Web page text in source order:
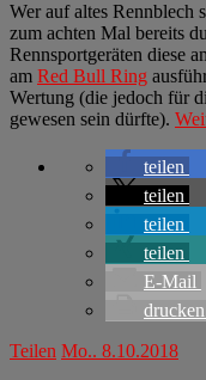
Wer auf altes Rennblech
zum achten Mal bereits
Rennsportgeräten diese
am Red Bull Ring
Wertung (die jedoch für
gewesen sein dürfte).
teilen
teilen
teilen
teilen
E-Mail
drucken
Teilen Mo.. 8.10.2018